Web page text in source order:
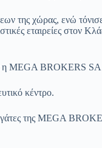
της χώρας, ενώ τόνισε
εταιρείες στον
BROKERS SA
κέντρο.
της MEGA